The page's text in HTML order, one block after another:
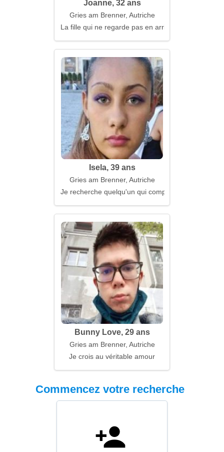
Joanne, 32 ans
Gries am Brenner, Autriche
La fille qui ne regarde pas en arrière
Isela, 39 ans
Gries am Brenner, Autriche
Je recherche quelqu'un qui comprend l'importance
Bunny Love, 29 ans
Gries am Brenner, Autriche
Je crois au véritable amour
Commencez votre recherche